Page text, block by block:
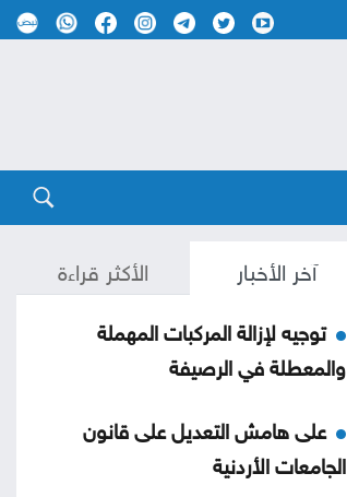
آخر الأخبار الأكثر قراءة
توجيه لإزالة المركبات المهملة
والمعطلة في الرصيفة
على هامش التعديل على قانون
الجامعات الأردنية